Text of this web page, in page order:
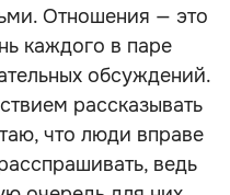
Отношения — это
каждого в паре
обсуждений.
рассказывать
что люди вправе
ведь